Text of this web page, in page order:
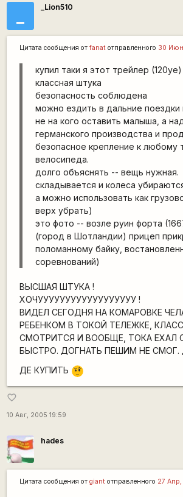
_Lion510
Цитата сообщения от fanatотправленного 30
купил таки я этот трейлер (120уе)
классная штука
безопасность соблюдена
можно ездить в дальние поездки
не на кого оставить малыша, а
германского производства и
безопасное крепление к любому
велосипеда.
долго объяснять -- вещь нужная.
складывается и колеса
а можно использовать как
верх убрать)
это фото -- возле руин форта
(город в Шотландии) прицеп
поломанному байку,
соревнований)
ВЫСШАЯ ШТУКА !
ХОЧУУУУУУУУУУУУУУУУУУ !
ВИДЕЛ СЕГОДНЯ НА КОМАРОВКЕ
РЕБЕНКОМ В ТОКОЙ ТЕЛЕЖКЕ,
СМОТРИТСЯ И ВООБЩЕ, ТОКА ЕХАЛ
БЫСТРО. ДОГНАТЬ ПЕШИМ НЕ СМОГ.
ДЕ КУПИТЬ ???
favorite_border
10 Авг, 2005 19:59
hades
Цитата сообщения от giantотправленного 27